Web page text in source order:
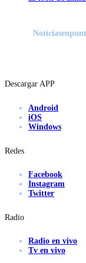
Descargar APP
Android
iOS
Windows
Redes
Facebook
Instagram
Twitter
Radio
Radio en vivo
Tv en vivo